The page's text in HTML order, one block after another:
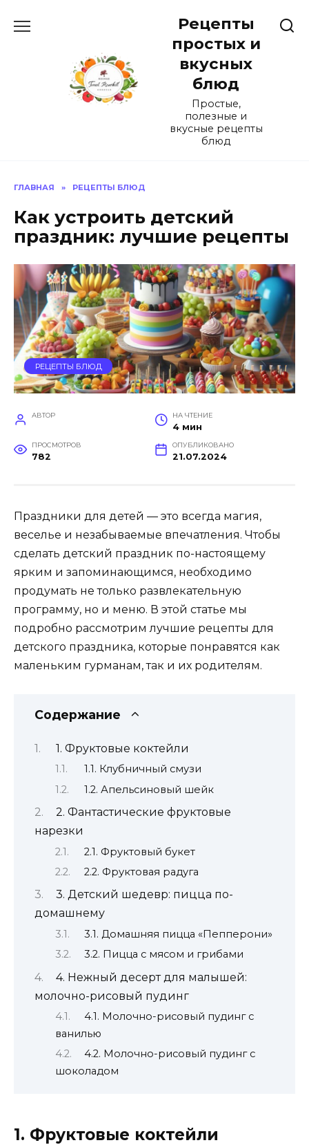
Рецепты
простых и
вкусных
блюд
Простые,
полезные и
вкусные рецепты
блюд
ГЛАВНАЯ » РЕЦЕПТЫ БЛЮД
Как устроить детский
праздник: лучшие рецепты
РЕЦЕПТЫ БЛЮД
АВТОР НА ЧТЕНИЕ
4 мин
ПРОСМОТРОВ
782
ОПУБЛИКОВАНО
21.07.2024
Праздники для детей — это всегда магия,
веселье и незабываемые впечатления. Чтобы
сделать детский праздник по-настоящему
ярким и запоминающимся, необходимо
продумать не только развлекательную
программу, но и меню. В этой статье мы
подробно рассмотрим лучшие рецепты для
детского праздника, которые понравятся как
маленьким гурманам, так и их родителям.
Содержание
1. Фруктовые коктейли
1.1. Клубничный смузи
1.2. Апельсиновый шейк
2. Фантастические фруктовые
нарезки
2.1. Фруктовый букет
2.2. Фруктовая радуга
3. Детский шедевр: пицца по-
домашнему
3.1. Домашняя пицца «Пепперони»
3.2. Пицца с мясом и грибами
4. Нежный десерт для малышей:
молочно-рисовый пудинг
4.1. Молочно-рисовый пудинг с
ванилью
4.2. Молочно-рисовый пудинг с
шоколадом
1. Фруктовые коктейли